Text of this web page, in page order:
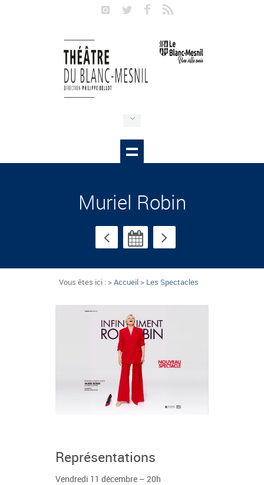
Muriel Robin
Vous êtes ici : >Accueil > Les Spectacles
Représentations
Vendredi 11 décembre – 20h